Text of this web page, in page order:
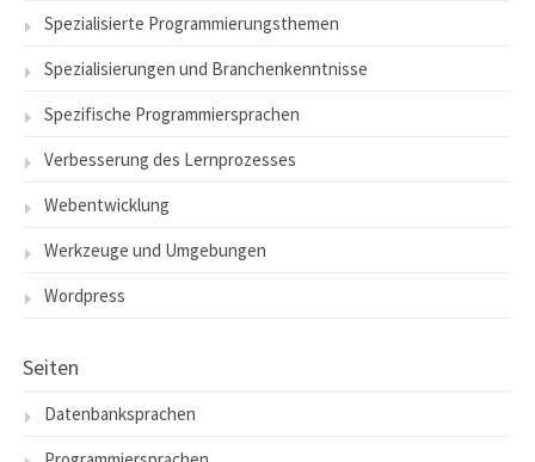
Spezialisierte Programmierungsthemen
Spezialisierungen und Branchenkenntnisse
Spezifische Programmiersprachen
Verbesserung des Lernprozesses
Webentwicklung
Werkzeuge und Umgebungen
Wordpress
Seiten
Datenbanksprachen